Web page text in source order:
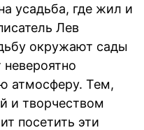
усадьба, где жил и
Лев
окружают сады
атмосферу. Тем,
и творчеством
посетить эти